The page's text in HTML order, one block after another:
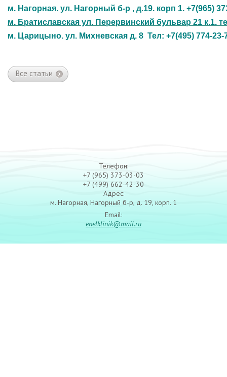
м. Нагорная. ул. Нагорный б-р , д.19. корп 1. +7(965)
м. Братиславская ул. Перервинский бульвар 21 к.1.
м. Царицыно. ул. Михневская д. 8 Тел: +7(495) 774-23-
Все статьи
Телефон:
+7 (965) 373-03-03
+7 (499) 662-42-30
Адрес:
м. Нагорная, Нагорный б-р, д. 19, корп. 1
Email:
enelklinik@mail.ru